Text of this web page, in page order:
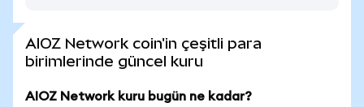
AIOZ Network coin'in çeşitli para
birimlerinde güncel kuru
AIOZ Network kuru bugün ne kadar?